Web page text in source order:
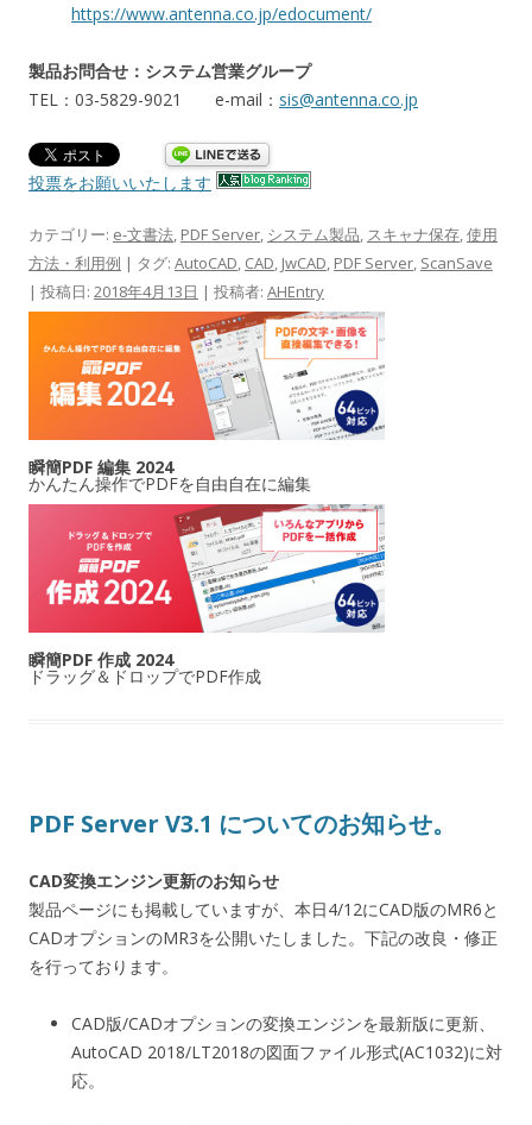
https://www.antenna.co.jp/edocument/
製品お問合せ：システム営業グループ
TEL：03-5829-9021 e-mail： sis@antenna.co.jp
投票をお願いいたします
カテゴリー: e-文書法, PDF Server, システム製品, スキャナ保存,使用
方法・利用例 | タグ: AutoCAD, CAD, JwCAD, PDF Server, ScanSave
| 投稿日: 2018年4月13日 | 投稿者: AHEntry
瞬簡PDF 編集 2024
かんたん操作でPDFを自由自在に編集
瞬簡PDF 作成 2024
ドラッグ＆ドロップでPDF作成
PDF Server V3.1 についてのお知らせ。
CAD変換エンジン更新のお知らせ
製品ページにも掲載していますが、本日4/12にCAD版のMR6と
CADオプションのMR3を公開いたしました。下記の改良・修正
を行っております。
CAD版/CADオプションの変換エンジンを最新版に更新、
AutoCAD 2018/LT2018の図面ファイル形式(AC1032)に対
応。